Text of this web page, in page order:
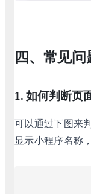
四、常见问
1. 如何判断页
可以通过下图来
显示小程序名称